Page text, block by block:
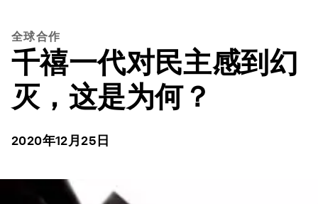
全球合作
千禧一代对民主感到幻
灭，这是为何？
2020年12月25日